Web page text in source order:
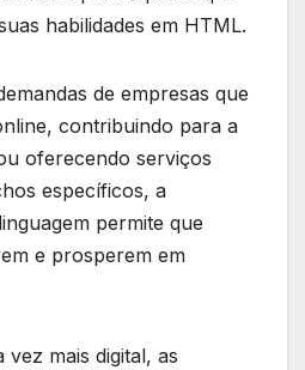
habilidades em HTML.
de empresas que
contribuindo para a
oferecendo serviços
específicos, a
permite que
e prosperem em
vez mais digital, as